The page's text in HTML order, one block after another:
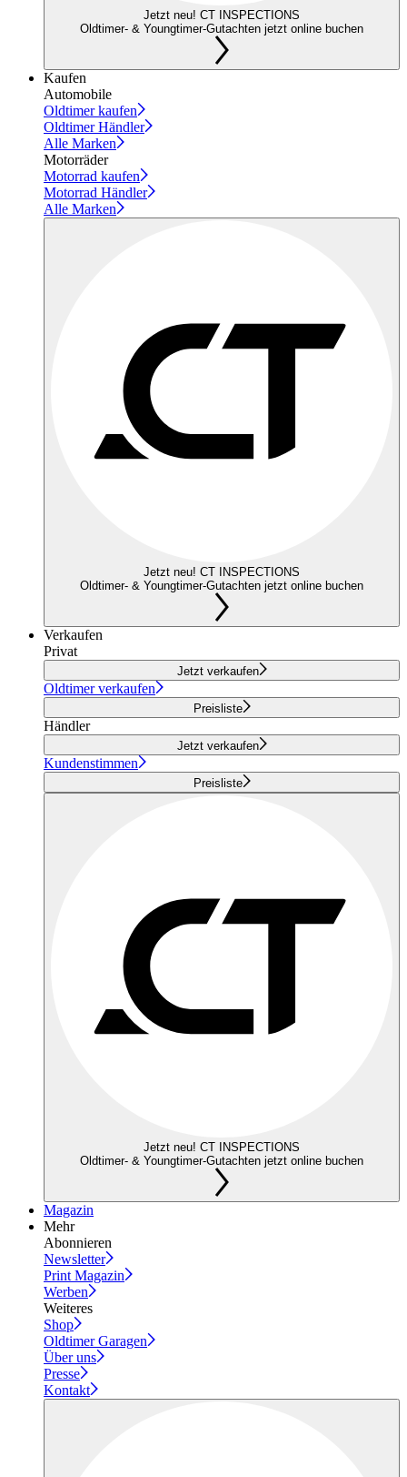
Jetzt neu! CT INSPECTIONS
Oldtimer- & Youngtimer-Gutachten jetzt online buchen
Kaufen
Automobile
Oldtimer kaufen
Oldtimer Händler
Alle Marken
Motorräder
Motorrad kaufen
Motorrad Händler
Alle Marken
Jetzt neu! CT INSPECTIONS
Oldtimer- & Youngtimer-Gutachten jetzt online buchen
Verkaufen
Privat
Jetzt verkaufen
Oldtimer verkaufen
Preisliste
Händler
Jetzt verkaufen
Kundenstimmen
Preisliste
Jetzt neu! CT INSPECTIONS
Oldtimer- & Youngtimer-Gutachten jetzt online buchen
Magazin
Mehr
Abonnieren
Newsletter
Print Magazin
Werben
Weiteres
Shop
Oldtimer Garagen
Über uns
Presse
Kontakt